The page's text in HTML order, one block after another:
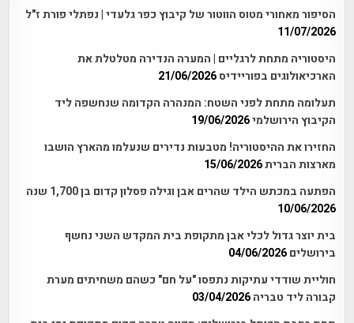
הסיפור מאחורי מטוס הווטור של קיבוץ כפר גלעדי | נפתלי פורת ז"ל
11/07/2026
היסטוריה מתחת לרגליים | המערה הנדירה מטלטלת את
הארכיאולוגים בפוריידיס21/06/2026
תעלומה מתחת לפני השטח: המנהרה הקדומה שנחשפה ליד
הקיבוץ הירושלמי19/06/2026
החזירו את ההיסטוריה! מטבעות נדירים שנעלמו מהארץ הושבו
מארצות הברית15/06/2026
הפתעה במכתש הילד שהרים אבן וגילה פסלון קדום בן 1,700 שנה
10/06/2026
בית יוצר גדול לכלי אבן מתקופת בית המקדש השני נחשף
בירושלים 04/06/2026
חוליית שודדי עתיקות נתפסו "על חם" כשהם משחיתים מערת
קבורה ליד טבריה 03/04/2026